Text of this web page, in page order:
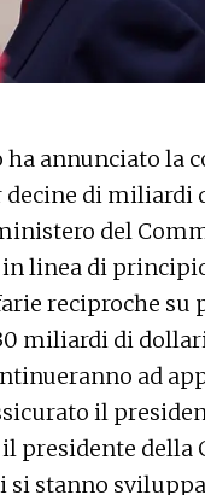
ha annunciato la
di miliardi
del
linea di
reciproche su
miliardi di
ad
il
presidente della
si stanno